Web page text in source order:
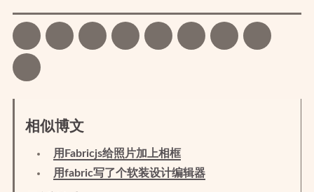
相似博文
用Fabricjs给照片加上相框
用fabric写了个软装设计编辑器